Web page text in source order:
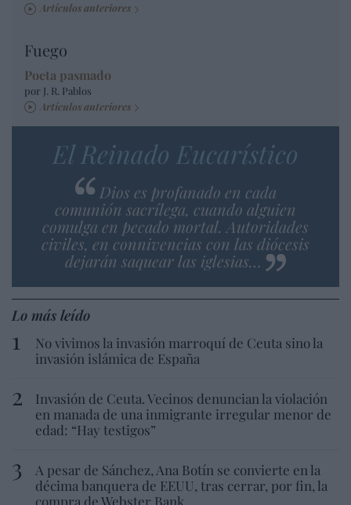
Artículos anteriores
Fuego
Poeta pasmado
por J. R. Pablos
Artículos anteriores
El Reinado Eucarístico
Dios es profanado en cada
comunión sacrílega, cuando alguien
comulga en pecado mortal. Autoridades
civiles, en connivencias con las diócesis
dejarán saquear las iglesias…
Lo más leído
No vivimos la invasión marroquí de Ceuta sino la
invasión islámica de España
Invasión de Ceuta. Vecinos denuncian la violación
en manada de una inmigrante irregular menor de
edad: “Hay testigos”
A pesar de Sánchez, Ana Botín se convierte en la
décima banquera de EEUU, tras cerrar, por fin, la
compra de Webster Bank